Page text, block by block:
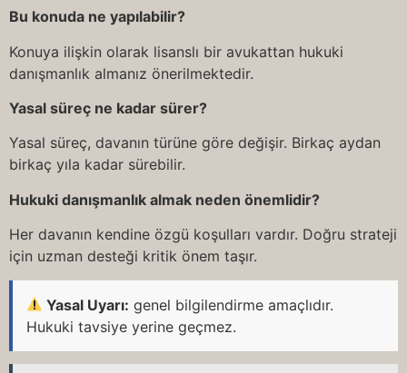
Bu konuda ne yapılabilir?
Konuya ilişkin olarak lisanslı bir avukattan hukuki
danışmanlık almanız önerilmektedir.
Yasal süreç ne kadar sürer?
Yasal süreç, davanın türüne göre değişir. Birkaç aydan
birkaç yıla kadar sürebilir.
Hukuki danışmanlık almak neden önemlidir?
Her davanın kendine özgü koşulları vardır. Doğru strateji
için uzman desteği kritik önem taşır.
Yasal Uyarı: genel bilgilendirme amaçlıdır.
Hukuki tavsiye yerine geçmez.